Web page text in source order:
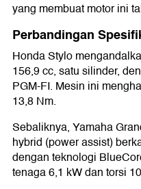
yang membuat motor ini
Perbandingan
Honda Stylo
156,9 cc, satu silinder,
PGM-FI. Mesin ini
13,8 Nm.
Sebaliknya, Yamaha
hybrid (power assist)
dengan teknologi
tenaga 6,1 kW dan torsi